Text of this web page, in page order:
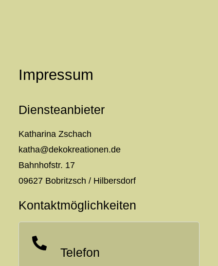
Impressum
Diensteanbieter
Katharina Zschach
katha@dekokreationen.de
Bahnhofstr. 17
09627 Bobritzsch / Hilbersdorf
Kontaktmöglichkeiten
Telefon